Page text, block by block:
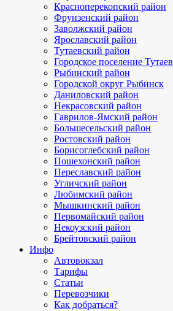
Красноперекопский район
Фрунзенский район
Заволжский район
Ярославский район
Тутаевский район
Городское поселение Тутаев
Рыбинский район
Городской округ Рыбинск
Даниловский район
Некрасовский район
Гаврилов-Ямский район
Большесельский район
Ростовский район
Борисоглебский район
Пошехонский район
Переславский район
Угличский район
Любимский район
Мышкинский район
Первомайский район
Некоузский район
Брейтовский район
Инфо
Автовокзал
Тарифы
Статьи
Перевозчики
Как добраться?